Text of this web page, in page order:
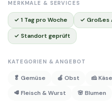
MERKMALE & SERVICES
✓ 1 Tag pro Woche ✓ Großes
✓ Standort geprüft
KATEGORIEN & ANGEBOT
🥬 Gemüse 🍎 Obst 🧀 Käse
🥩 Fleisch & Wurst
🌸 Blumen